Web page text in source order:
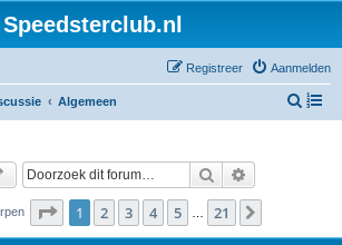
Speedsterclub.nl
Aanmelden
Registreer
Algemeen
Z
Zoek
Pagina van 21
1 2 3 4 5 21